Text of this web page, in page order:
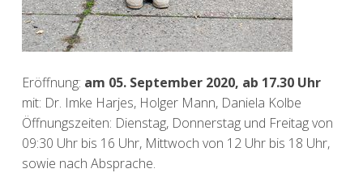
Eröffnung: am 05. September 2020, ab 17.30 Uhr
mit: Dr. Imke Harjes, Holger Mann, Daniela Kolbe
Öffnungszeiten: Dienstag, Donnerstag und Freitag von
09:30 Uhr bis 16 Uhr, Mittwoch von 12 Uhr bis 18 Uhr,
sowie nach Absprache.